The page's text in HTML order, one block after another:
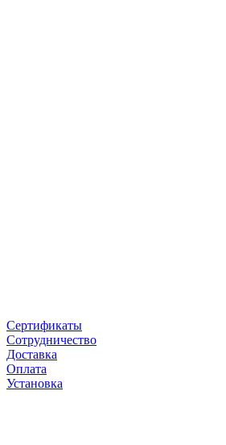
Сертификаты
Сотрудничество
Доставка
Оплата
Установка